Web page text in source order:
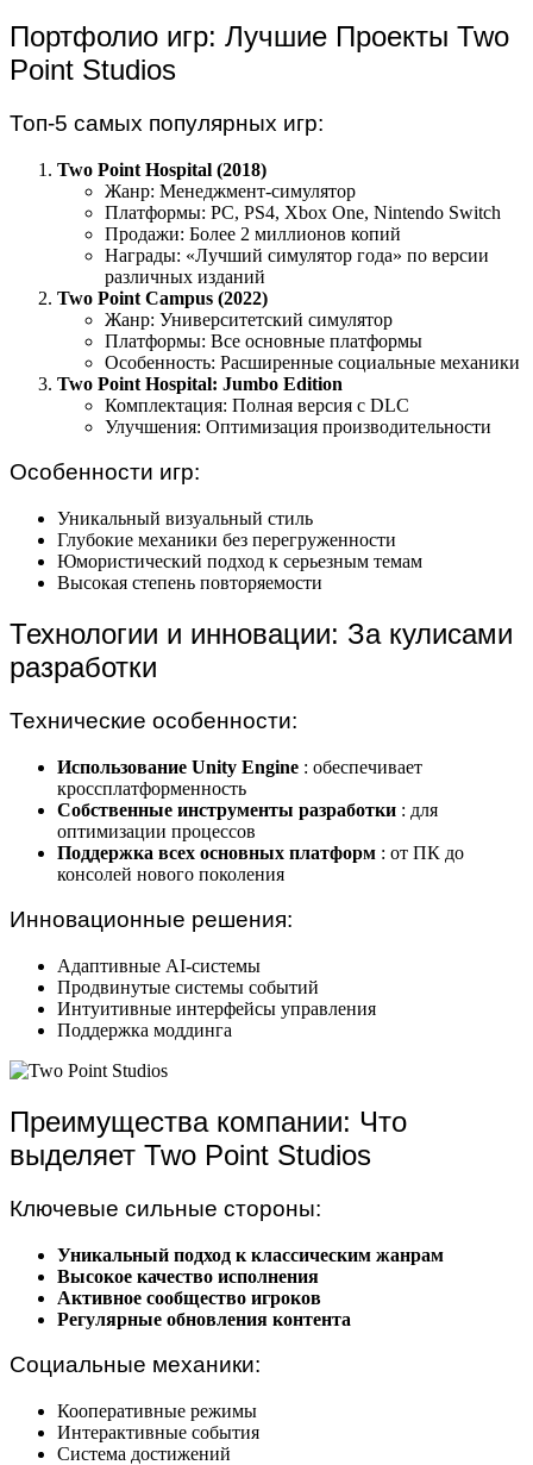
Портфолио игр: Лучшие Проекты Two
Point Studios
Топ-5 самых популярных игр:
Two Point Hospital (2018)
Жанр: Менеджмент-симулятор
Платформы: PC, PS4, Xbox One, Nintendo Switch
Продажи: Более 2 миллионов копий
Награды: «Лучший симулятор года» по версии
различных изданий
Two Point Campus (2022)
Жанр: Университетский симулятор
Платформы: Все основные платформы
Особенность: Расширенные социальные механики
Two Point Hospital: Jumbo Edition
Комплектация: Полная версия с DLC
Улучшения: Оптимизация производительности
Особенности игр:
Уникальный визуальный стиль
Глубокие механики без перегруженности
Юмористический подход к серьезным темам
Высокая степень повторяемости
Технологии и инновации: За кулисами
разработки
Технические особенности:
Использование Unity Engine : обеспечивает
кроссплатформенность
Собственные инструменты разработки : для
оптимизации процессов
Поддержка всех основных платформ : от ПК до
консолей нового поколения
Инновационные решения:
Адаптивные AI-системы
Продвинутые системы событий
Интуитивные интерфейсы управления
Поддержка моддинга
Преимущества компании: Что
выделяет Two Point Studios
Ключевые сильные стороны:
Уникальный подход к классическим жанрам
Высокое качество исполнения
Активное сообщество игроков
Регулярные обновления контента
Социальные механики:
Кооперативные режимы
Интерактивные события
Система достижений